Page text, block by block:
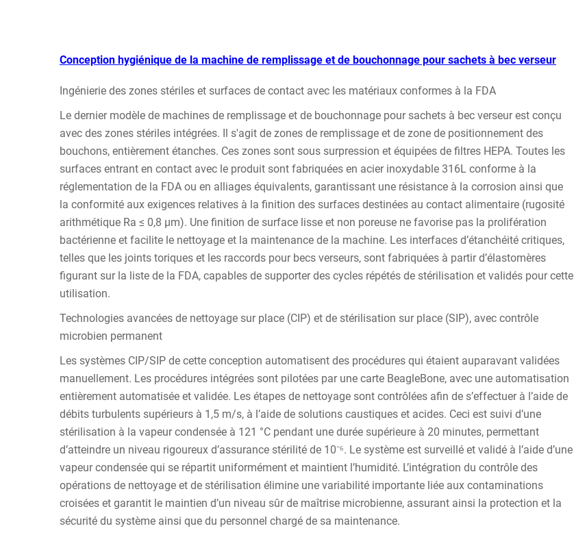
Conception hygiénique de la machine de remplissage et de bouchonnage pour sachets à bec verseur
Ingénierie des zones stériles et surfaces de contact avec les matériaux conformes à la FDA
Le dernier modèle de machines de remplissage et de bouchonnage pour sachets à bec verseur est conçu
avec des zones stériles intégrées. Il s'agit de zones de remplissage et de zone de positionnement des
bouchons, entièrement étanches. Ces zones sont sous surpression et équipées de filtres HEPA. Toutes les
surfaces entrant en contact avec le produit sont fabriquées en acier inoxydable 316L conforme à la
réglementation de la FDA ou en alliages équivalents, garantissant une résistance à la corrosion ainsi que
la conformité aux exigences relatives à la finition des surfaces destinées au contact alimentaire (rugosité
arithmétique Ra ≤ 0,8 μm). Une finition de surface lisse et non poreuse ne favorise pas la prolifération
bactérienne et facilite le nettoyage et la maintenance de la machine. Les interfaces d’étanchéité critiques,
telles que les joints toriques et les raccords pour becs verseurs, sont fabriquées à partir d’élastomères
figurant sur la liste de la FDA, capables de supporter des cycles répétés de stérilisation et validés pour cette
utilisation.
Technologies avancées de nettoyage sur place (CIP) et de stérilisation sur place (SIP), avec contrôle
microbien permanent
Les systèmes CIP/SIP de cette conception automatisent des procédures qui étaient auparavant validées
manuellement. Les procédures intégrées sont pilotées par une carte BeagleBone, avec une automatisation
entièrement automatisée et validée. Les étapes de nettoyage sont contrôlées afin de s’effectuer à l’aide de
débits turbulents supérieurs à 1,5 m/s, à l’aide de solutions caustiques et acides. Ceci est suivi d’une
stérilisation à la vapeur condensée à 121 °C pendant une durée supérieure à 20 minutes, permettant
d’atteindre un niveau rigoureux d’assurance stérilité de 10⁻⁶. Le système est surveillé et validé à l’aide d’une
vapeur condensée qui se répartit uniformément et maintient l’humidité. L’intégration du contrôle des
opérations de nettoyage et de stérilisation élimine une variabilité importante liée aux contaminations
croisées et garantit le maintien d’un niveau sûr de maîtrise microbienne, assurant ainsi la protection et la
sécurité du système ainsi que du personnel chargé de sa maintenance.